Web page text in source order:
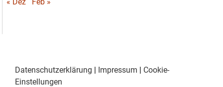
Datenschutzerklärung | Impressum | Cookie-
Einstellungen